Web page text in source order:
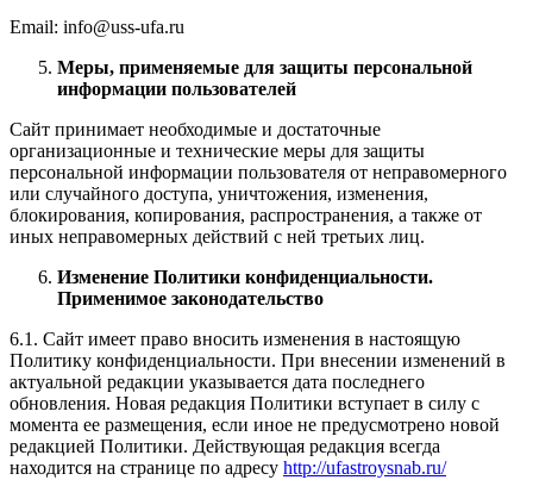
Email: info@uss-ufa.ru
Меры, применяемые для защиты персональной
информации пользователей
Сайт принимает необходимые и достаточные
организационные и технические меры для защиты
персональной информации пользователя от неправомерного
или случайного доступа, уничтожения, изменения,
блокирования, копирования, распространения, а также от
иных неправомерных действий с ней третьих лиц.
Изменение Политики конфиденциальности.
Применимое законодательство
6.1. Сайт имеет право вносить изменения в настоящую
Политику конфиденциальности. При внесении изменений в
актуальной редакции указывается дата последнего
обновления. Новая редакция Политики вступает в силу с
момента ее размещения, если иное не предусмотрено новой
редакцией Политики. Действующая редакция всегда
находится на странице по адресу http://ufastroysnab.ru/